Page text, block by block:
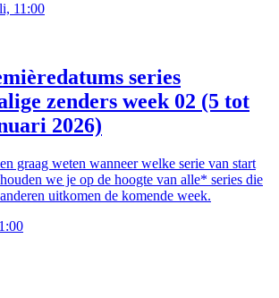
11:00
series
zenders week 02 (5 tot
2026)
graag weten wanneer welke serie van start
we je op de hoogte van alle* series die
uitkomen de komende week.